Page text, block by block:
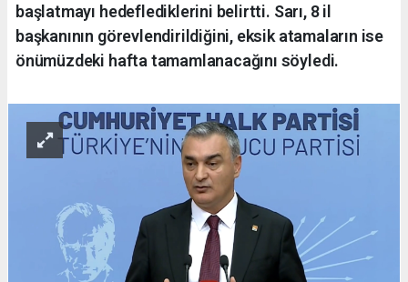
başlatmayı hedeflediklerini belirtti. Sarı, 8 il
başkanının görevlendirildiğini, eksik atamaların ise
önümüzdeki hafta tamamlanacağını söyledi.